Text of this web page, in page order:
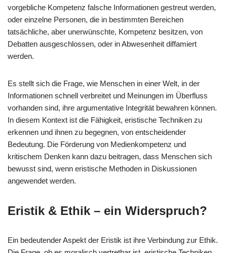
vorgebliche Kompetenz falsche Informationen gestreut werden,
oder einzelne Personen, die in bestimmten Bereichen
tatsächliche, aber unerwünschte, Kompetenz besitzen, von
Debatten ausgeschlossen, oder in Abwesenheit diffamiert
werden.
Es stellt sich die Frage, wie Menschen in einer Welt, in der
Informationen schnell verbreitet und Meinungen im Überfluss
vorhanden sind, ihre argumentative Integrität bewahren können.
In diesem Kontext ist die Fähigkeit, eristische Techniken zu
erkennen und ihnen zu begegnen, von entscheidender
Bedeutung. Die Förderung von Medienkompetenz und
kritischem Denken kann dazu beitragen, dass Menschen sich
bewusst sind, wenn eristische Methoden in Diskussionen
angewendet werden.
Eristik & Ethik – ein Widerspruch?
Ein bedeutender Aspekt der Eristik ist ihre Verbindung zur Ethik.